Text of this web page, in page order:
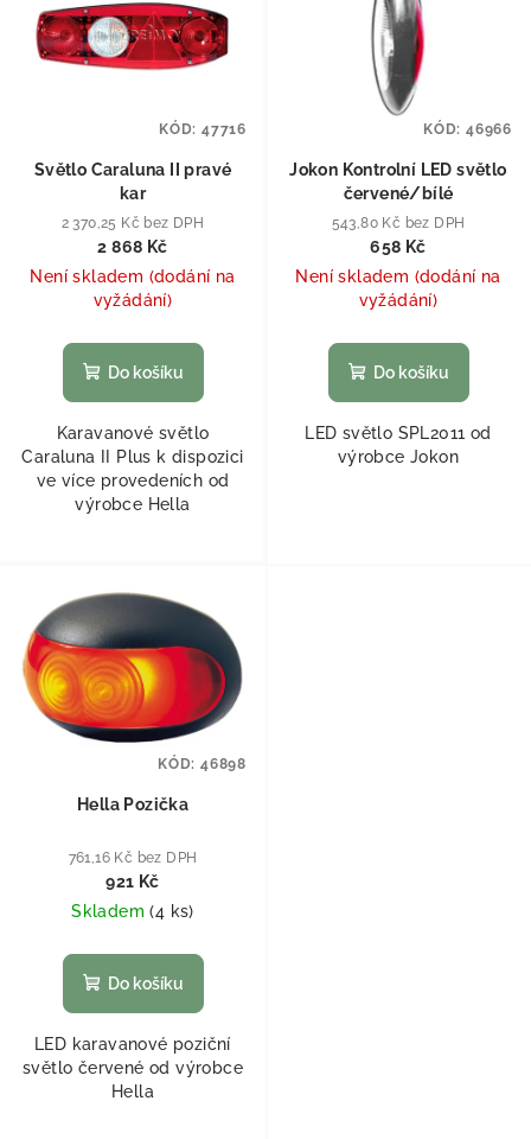
Světlo Caraluna II pravé
kar
2 370,25 Kč bez DPH
2 868 Kč
Není skladem (dodání na
vyžádání)
Do košíku
Karavanové světlo
Caraluna II Plus k dispozici
ve více provedeních od
výrobce Hella
KÓD: 47716
Jokon Kontrolní LED světlo
červené/bílé
543,80 Kč bez DPH
658 Kč
Není skladem (dodání na
vyžádání)
Do košíku
LED světlo SPL2011 od
výrobce Jokon
KÓD: 46966
Hella Pozička
761,16 Kč bez DPH
921 Kč
Skladem(4 ks)
Do košíku
LED karavanové poziční
světlo červené od výrobce
Hella
KÓD: 46898